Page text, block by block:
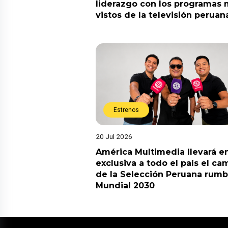
liderazgo con los programas
vistos de la televisión
Estrenos
20 Jul 2026
América Multimedia llevará
exclusiva a todo el país el
de la Selección Peruana
Mundial 2030